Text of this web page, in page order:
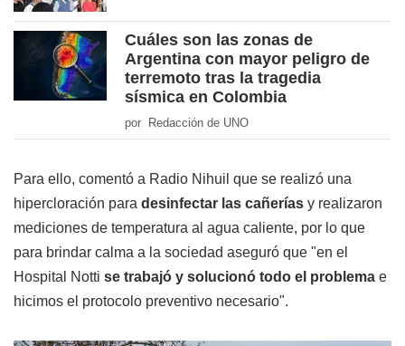
Cuáles son las zonas de
Argentina con mayor peligro de
terremoto tras la tragedia
sísmica en Colombia
por Redacción de UNO
Para ello, comentó a Radio Nihuil que se realizó una
hipercloración para desinfectar las cañerías y realizaron
mediciones de temperatura al agua caliente, por lo que
para brindar calma a la sociedad aseguró que "en el
Hospital Notti se trabajó y solucionó todo el problema e
hicimos el protocolo preventivo necesario".